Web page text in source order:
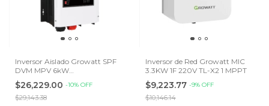
Inversor Aislado Growatt SPF
DVM MPV 6kW
48VDC/220VAC
$26,229.00 -10% OFF
$29,143.38
Inversor de Red Growatt MIC
3.3KW 1F 220V TL-X2 1 MPPT
$9,223.77 -9% OFF
$10,146.14